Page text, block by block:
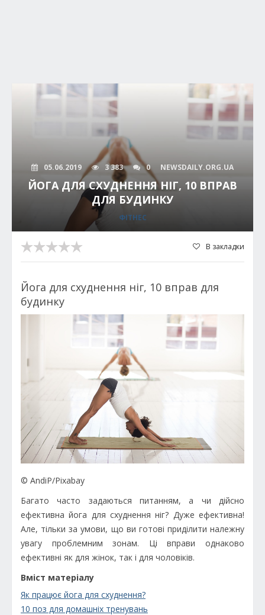
05.06.2019 3 383 0 NEWSDAILY.ORG.UA
ЙОГА ДЛЯ СХУДНЕННЯ НІГ, 10 ВПРАВ
ДЛЯ БУДИНКУ
ФІТНЕС
В закладки
Йога для схуднення ніг, 10 вправ для
будинку
© AndiP/Pixabay
Багато часто задаються питанням, а чи дійсно
ефективна йога для схуднення ніг? Дуже ефективна!
Але, тільки за умови, що ви готові приділити належну
увагу проблемним зонам. Ці вправи однаково
ефективні як для жінок, так і для чоловіків.
Вміст матеріалу
Як працює йога для схуднення?
10 поз для домашніх тренувань